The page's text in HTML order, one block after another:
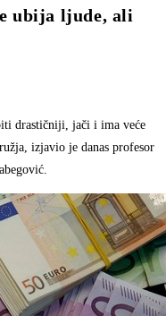
ubija ljude, ali
drastičniji, jači i ima veće
izjavio je danas profesor